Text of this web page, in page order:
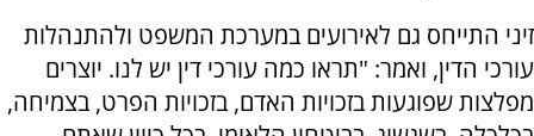
זיני התייחס גם לאירועים במערכת המשפט ולהתנהלות
עורכי הדין, ואמר: "תראו כמה עורכי דין יש לנו. יוצרים
מפלצות שפוגעות בזכויות האדם, בזכויות הפרט, בצמיחה,